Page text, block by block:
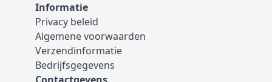
Informatie
Privacy beleid
Algemene voorwaarden
Verzendinformatie
Bedrijfsgegevens